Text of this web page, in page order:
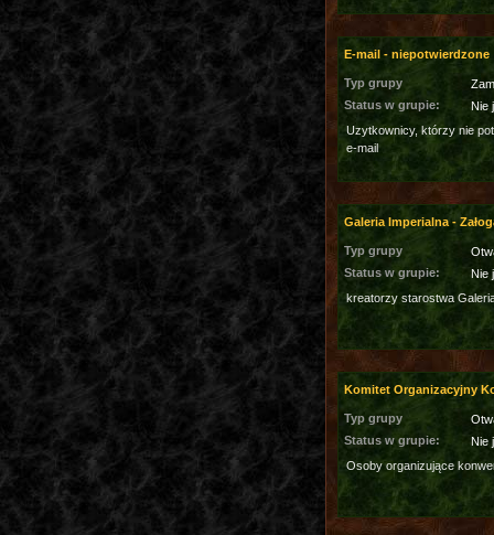
E-mail - niepotwierdzone
Typ grupy
Status w grupie:
Nie
Uzytkownicy, którzy nie
e-mail
Galeria Imperialna -
Typ grupy
Status w grupie:
Nie
kreatorzy starostwa
Komitet Organizacyjny
Typ grupy
Status w grupie:
Nie
Osoby organizujące